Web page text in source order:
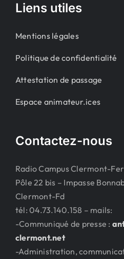
Liens utiles
Mentions légales
Politique de confidentialité
Attestation de passage
Espace animateur.ices
Contactez-nous
Radio Campus Clermont-
Pôle 22 bis – Impasse
Clermont-Fd
tél: 04.73.140.158 – mails:
-Communiqué de presse :
clermont.net
-Administration,